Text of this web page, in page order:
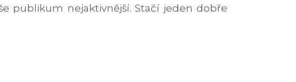
publikum nejaktivnější. Stačí jeden dobře